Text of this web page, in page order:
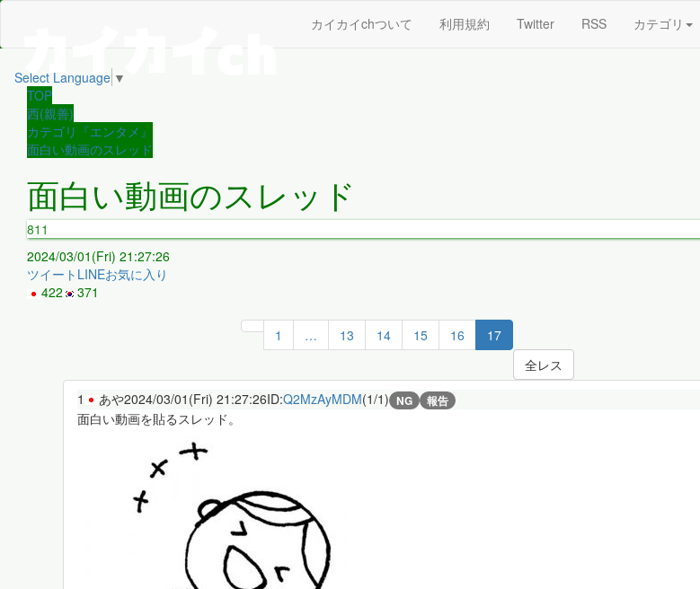
カイカイchついて 利用規約 Twitter RSS カテゴリ
Select Language ▼
TOP
西(親善)
カテゴリ『エンタメ』
面白い動画のスレッド
面白い動画のスレッド
811
2024/03/01(Fri) 21:27:26
ツイート LINEお気に入り
422
371
1 … 13 14 15 16
17
全レス
1
あや2024/03/01(Fri) 21:27:26ID:Q2MzAyMDM(1/1) NG 報告
面白い動画を貼るスレッド。